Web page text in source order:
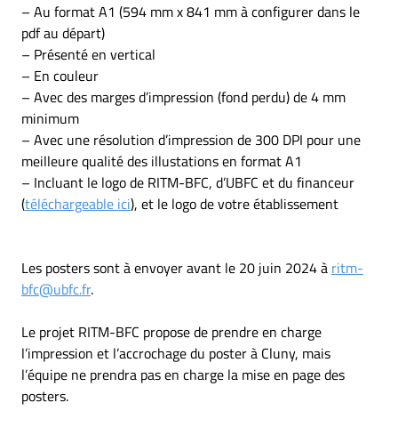
– Au format A1 (594 mm x 841 mm à configurer dans le
pdf au départ)
– Présenté en vertical
– En couleur
– Avec des marges d’impression (fond perdu) de 4 mm
minimum
– Avec une résolution d’impression de 300 DPI pour une
meilleure qualité des illustations en format A1
– Incluant le logo de RITM-BFC, d’UBFC et du financeur
(téléchargeable ici), et le logo de votre établissement
Les posters sont à envoyer avant le 20 juin 2024 à ritm-
bfc@ubfc.fr.
Le projet RITM-BFC propose de prendre en charge
l’impression et l’accrochage du poster à Cluny, mais
l’équipe ne prendra pas en charge la mise en page des
posters.